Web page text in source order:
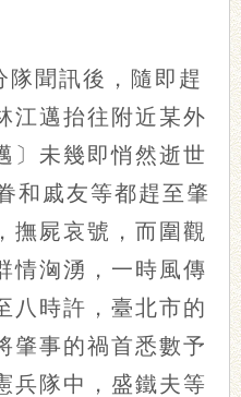
隊聞訊後，隨即趕
江邁抬往附近某外
〕未幾即悄然逝世
和戚友等都趕至肇
撫屍哀號，而圍觀
情洶湧，一時風傳
八時許，臺北市的
肇事的禍首悉數予
兵隊中，盛鐵夫等